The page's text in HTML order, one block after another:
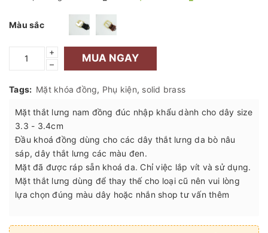
Màu sắc
+
–
MUA NGAY
Tags: Mặt khóa đồng, Phụ kiện, solid brass
Mặt thắt lưng nam đồng đúc nhập khẩu dành cho dây size
3.3 - 3.4cm
Đầu khoá đồng dùng cho các dây thắt lưng da bò nâu
sáp, dây thắt lưng các màu đen.
Mặt đã được ráp sẵn khoá da. Chỉ việc lắp vít và sử dụng.
Mặt thắt lưng dùng để thay thế cho loại cũ nên vui lòng
lựa chọn đúng màu dây hoặc nhắn shop tư vấn thêm